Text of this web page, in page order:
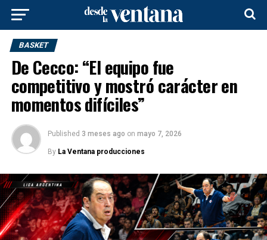
BASKET
De Cecco: “El equipo fue
competitivo y mostró carácter en
momentos difíciles”
Published 3 meses ago on mayo 7, 2026
By La Ventana producciones